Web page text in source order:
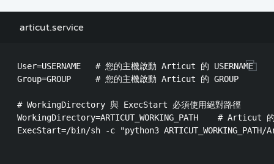
articut.service
User=USERNAME   # 您的主機啟動 Articut 的 USERNAME
Group=GROUP     # 您的主機啟動 Articut 的 GROUP
# WorkingDirectory 與 ExecStart 必須使用絕對路徑
WorkingDirectory=ARTICUT_WORKING_PATH    # Articut